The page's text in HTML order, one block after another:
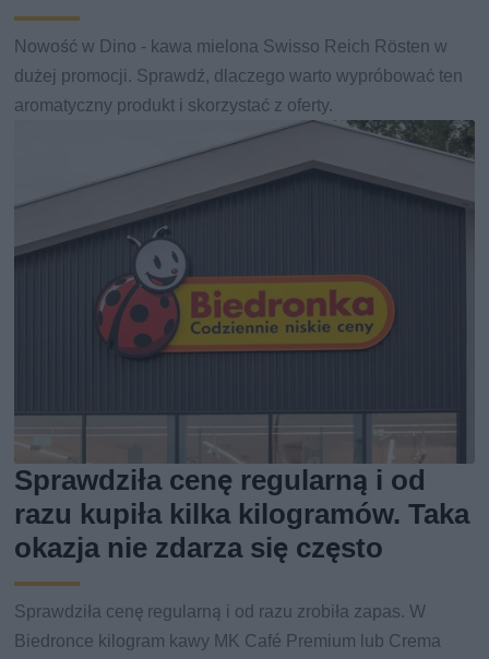
Nowość w Dino - kawa mielona Swisso Reich Rösten w
dużej promocji. Sprawdź, dlaczego warto wypróbować ten
aromatyczny produkt i skorzystać z oferty.
Sprawdziła cenę regularną i od
razu kupiła kilka kilogramów. Taka
okazja nie zdarza się często
Sprawdziła cenę regularną i od razu zrobiła zapas. W
Biedronce kilogram kawy MK Café Premium lub Crema